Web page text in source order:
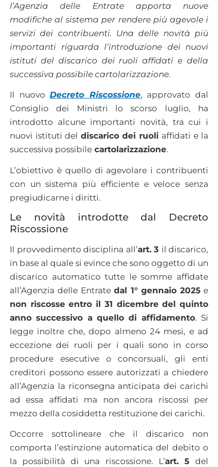
l’Agenzia delle Entrate apporta nuove
modifiche al sistema per rendere più agevole i
servizi dei contribuenti. Una delle novità più
importanti riguarda l’introduzione dei nuovi
istituti del discarico dei ruoli affidati e della
successiva possibile cartolarizzazione.
Il nuovoDecreto Riscossione, approvato dal
Consiglio dei Ministri lo scorso luglio, ha
introdotto alcune importanti novità, tra cui i
nuovi istituti del discarico dei ruoli affidati e la
successiva possibile cartolarizzazione.
L’obiettivo è quello di agevolare i contribuenti
con un sistema più efficiente e veloce senza
pregiudicarne i diritti.
Le novità introdotte dal Decreto
Riscossione
Il provvedimento disciplina all’art. 3 il discarico,
in base al quale si evince che sono oggetto di un
discarico automatico tutte le somme affidate
all’Agenzia delle Entratedal 1° gennaio 2025e
non riscosse entro il 31 dicembre del quinto
anno successivo a quello di affidamento. Si
legge inoltre che, dopo almeno 24 mesi, e ad
eccezione dei ruoli per i quali sono in corso
procedure esecutive o concorsuali, gli enti
creditori possono essere autorizzati a chiedere
all’Agenzia la riconsegna anticipata dei carichi
ad essa affidati ma non ancora riscossi per
mezzo della cosiddetta restituzione dei carichi.
Occorre sottolineare che il discarico non
comporta l’estinzione automatica del debito o
la possibilità di una riscossione. L’art. 5del